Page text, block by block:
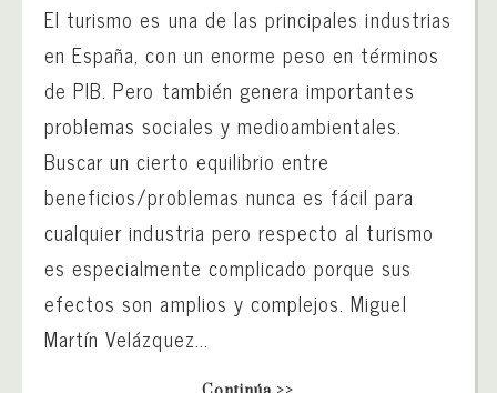
El turismo es una de las principales industrias
en España, con un enorme peso en términos
de PIB. Pero también genera importantes
problemas sociales y medioambientales.
Buscar un cierto equilibrio entre
beneficios/problemas nunca es fácil para
cualquier industria pero respecto al turismo
es especialmente complicado porque sus
efectos son amplios y complejos. Miguel
Martín Velázquez...